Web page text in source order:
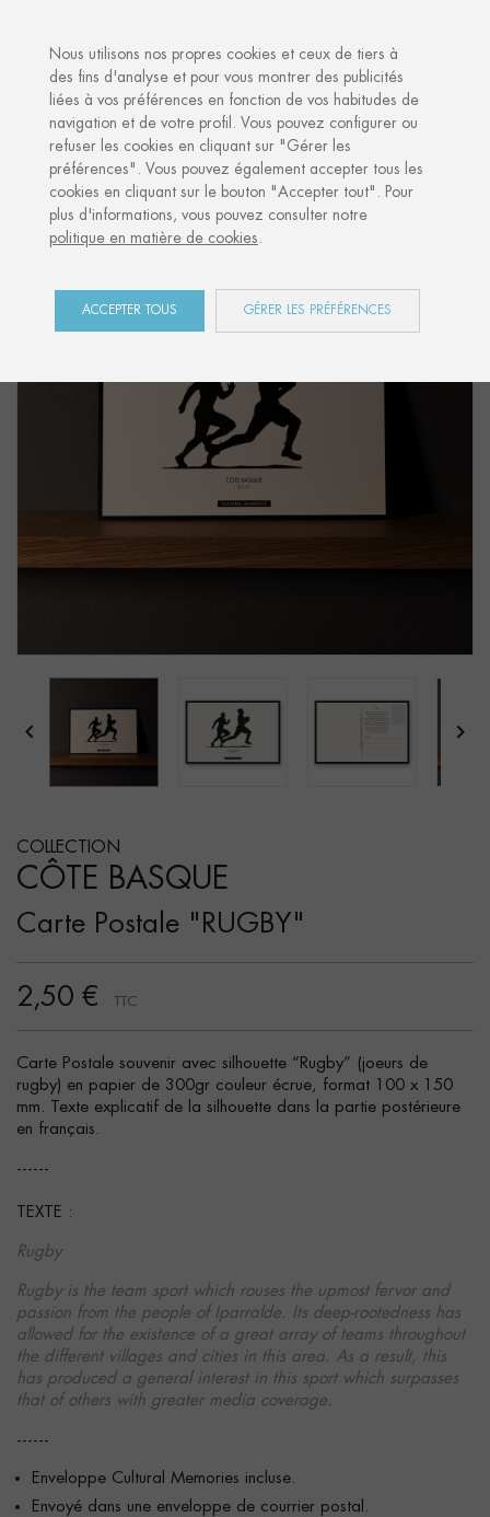
Côte Basque Carte Postale "RUGBY"
 
COLLECTION
CÔTE BASQUE
Carte Postale "RUGBY"
2,50 € TTC
Carte Postale souvenir avec silhouette “Rugby” (joeurs de
rugby) en papier de 300gr couleur écrue, format 100 x 150
mm. Texte explicatif de la silhouette dans la partie postérieure
en français.
------
TEXTE :
Rugby
Rugby is the team sport which rouses the upmost fervor and
passion from the people of Iparralde. Its deep-rootedness has
allowed for the existence of a great array of teams throughout
the different villages and cities in this area. As a result, this
has produced a general interest in this sport which surpasses
that of others with greater media coverage.
------
Enveloppe Cultural Memories incluse.
Envoyé dans une enveloppe de courrier postal.
Nous utilisons nos propres cookies et ceux de tiers à
des fins d'analyse et pour vous montrer des publicités
liées à vos préférences en fonction de vos habitudes de
navigation et de votre profil. Vous pouvez configurer ou
refuser les cookies en cliquant sur "Gérer les
préférences". Vous pouvez également accepter tous les
cookies en cliquant sur le bouton "Accepter tout". Pour
plus d'informations, vous pouvez consulter notre
politique en matière de cookies.
ACCEPTER TOUS GÉRER LES PRÉFÉRENCES